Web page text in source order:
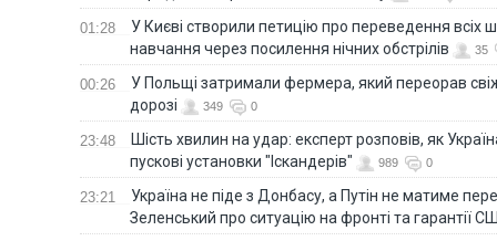
01:28
У Києві створили петицію про переведення всіх
навчання через посилення нічних обстрілів
35
00:26
У Польщі затримали фермера, який переорав
дорозі
349 0
23:48
Шість хвилин на удар: експерт розповів, як
пускові установки "Іскандерів"
989 0
23:21
Україна не піде з Донбасу, а Путін не матиме
Зеленський про ситуацію на фронті та гарантії